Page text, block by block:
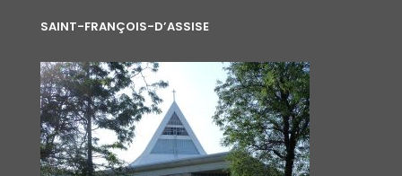
SAINT-FRANÇOIS-D’ASSISE